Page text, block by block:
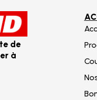
de
à